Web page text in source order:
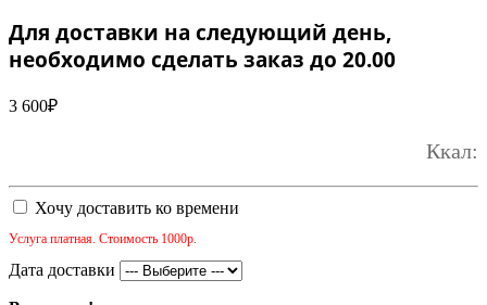
Для доставки на следующий день,
необходимо сделать заказ до 20.00
3 600₽
Ккал:
Хочу доставить ко времени
Услуга платная. Стоимость 1000р.
Дата доставки